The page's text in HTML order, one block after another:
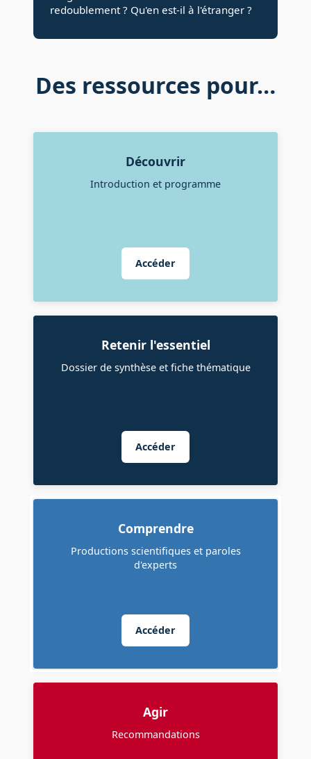
redoublement ? Qu'en est-il à l'étranger ?
Des ressources pour…
Découvrir
Introduction et programme
Accéder
Retenir l'essentiel
Dossier de synthèse et fiche thématique
Accéder
Comprendre
Productions scientifiques et paroles
d'experts
Accéder
Agir
Recommandations